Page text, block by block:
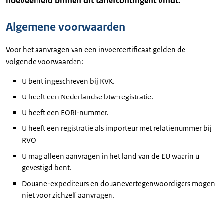
Algemene voorwaarden
Voor het aanvragen van een invoercertificaat gelden de
volgende voorwaarden:
U bent ingeschreven bij KVK.
U heeft een Nederlandse btw-registratie.
U heeft een EORI-nummer.
U heeft een registratie als importeur met relatienummer bij
RVO.
U mag alleen aanvragen in het land van de EU waarin u
gevestigd bent.
Douane-expediteurs en douanevertegenwoordigers mogen
niet voor zichzelf aanvragen.